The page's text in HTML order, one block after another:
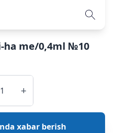
ha me/0,4ml №10
+
xabar berish